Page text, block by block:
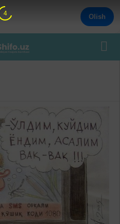
Olish
3